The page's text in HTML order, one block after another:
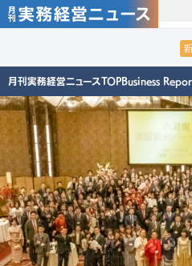
月刊実務経営ニュースTOPBusiness